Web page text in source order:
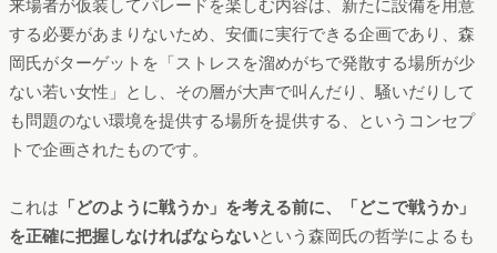
来場者が仮装してパレードを楽しむ内容は、新たに設備を用意
する必要があまりないため、安価に実行できる企画であり、森
岡氏がターゲットを「ストレスを溜めがちで発散する場所が少
ない若い女性」とし、その層が大声で叫んだり、騒いだりして
も問題のない環境を提供する場所を提供する、というコンセプ
トで企画されたものです。
これは 「どのように戦うか」を考える前に、「どこで戦うか」
を正確に把握しなければならないという森岡氏の哲学によるも